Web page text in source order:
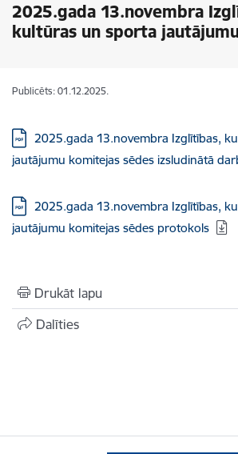
2025.gada 13.novembra
kultūras un sporta
Publicēts: 01.12.2025.
Lejupielādēt:
2025.gada 13.novembra Izglītības,
jautājumu komitejas sēdes izsludinātā
Lejupielādēt:
2025.gada 13.novembra Izglītības,
jautājumu komitejas sēdes protokols
Drukāt lapu
Dalīties